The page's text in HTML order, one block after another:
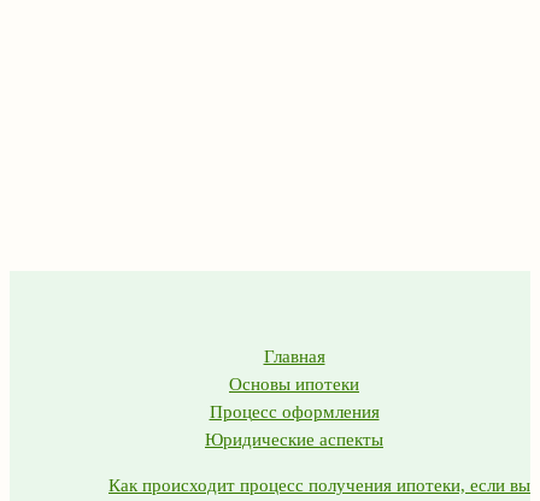
Главная
Основы ипотеки
Процесс оформления
Юридические аспекты
Как происходит процесс получения ипотеки, если вы